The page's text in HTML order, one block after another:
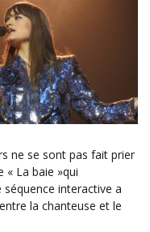
ne se sont pas fait prier
La baie »qui
séquence interactive a
la chanteuse et le